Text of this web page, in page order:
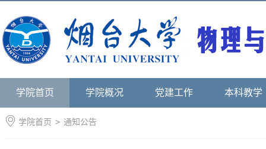
学院首页 学院概况 党建工作 本科教学
学院首页 > 通知公告